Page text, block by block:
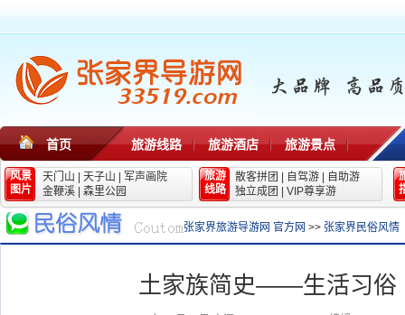
首页 旅游线路 旅游酒店 旅游景点
风景
图片
天门山 天子山
军声画院
金鞭溪
森里公园
旅游
线路
散客拼团 自驾游
自助游
独立成团
VIP尊享游
张家界旅游导游网 官方网 >> 张家界民俗风情
土家族简史——生活习俗